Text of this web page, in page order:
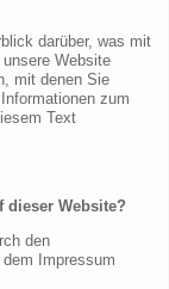
darüber, was mit
Website
mit denen Sie
zum
Text
dieser Website?
den
Impressum